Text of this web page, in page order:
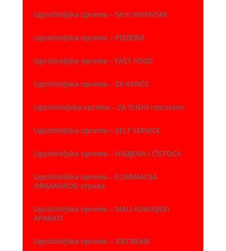
Ugostiteljska oprema – Sitni INVENTAR
Ugostiteljska oprema – PIZZERIA
Ugostiteljska oprema – FAST FOOD
Ugostiteljska oprema – ZA KAFIĆE
Ugostoteljska oprema – ZA SUSHI restorane
Ugostiteljska oprema – SELF SERVICE
Ugostiteljska oprema – HIGIJENA i ČISTOĆA
Ugostiteljska oprema – ELIMINACIJA
ORGANSKOG otpada
Ugostiteljska oprema – MALI KUHINJSKI
APARATI
Ugostiteljska oprema – ICECREAM